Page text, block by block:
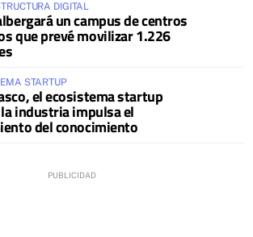
DIGITAL
un campus de centros
que prevé movilizar 1.226
STARTUP
el ecosistema startup
industria impulsa el
del conocimiento